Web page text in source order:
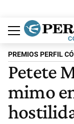
Política
Economía
Judiciales
Sociedad
Cultura
Espectáculos
Deportes
Protagonistas
PREMIOS PERFIL
Petete
mimo